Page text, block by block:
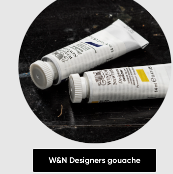
W&N Designers gouache